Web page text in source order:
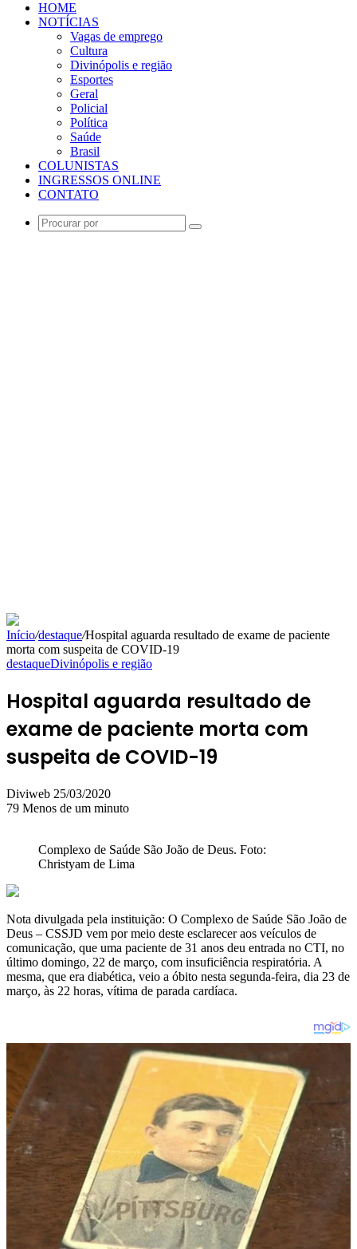
HOME
NOTÍCIAS
Vagas de emprego
Cultura
Divinópolis e região
Esportes
Geral
Policial
Política
Saúde
Brasil
COLUNISTAS
INGRESSOS ONLINE
CONTATO
Procurar
Início/destaque/Hospital aguarda resultado de exame de paciente
morta com suspeita de COVID-19
destaqueDivinópolis e região
Hospital aguarda resultado de
exame de paciente morta com
suspeita de COVID-19
Diviweb Mande
um
25/03/2020
79 Menos de um minuto
Complexo de Saúde São João de Deus. Foto:
Christyam de Lima
Nota divulgada pela instituição: O Complexo de Saúde São João de
Deus – CSSJD vem por meio deste esclarecer aos veículos de
comunicação, que uma paciente de 31 anos deu entrada no CTI, no
último domingo, 22 de março, com insuficiência respiratória. A
mesma, que era diabética, veio a óbito nesta segunda-feira, dia 23 de
março, às 22 horas, vítima de parada cardíaca.